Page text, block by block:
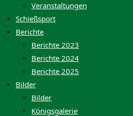
Veranstaltungen
Schießsport
Berichte
Berichte 2023
Berichte 2024
Berichte 2025
Bilder
Bilder
Königsgalerie